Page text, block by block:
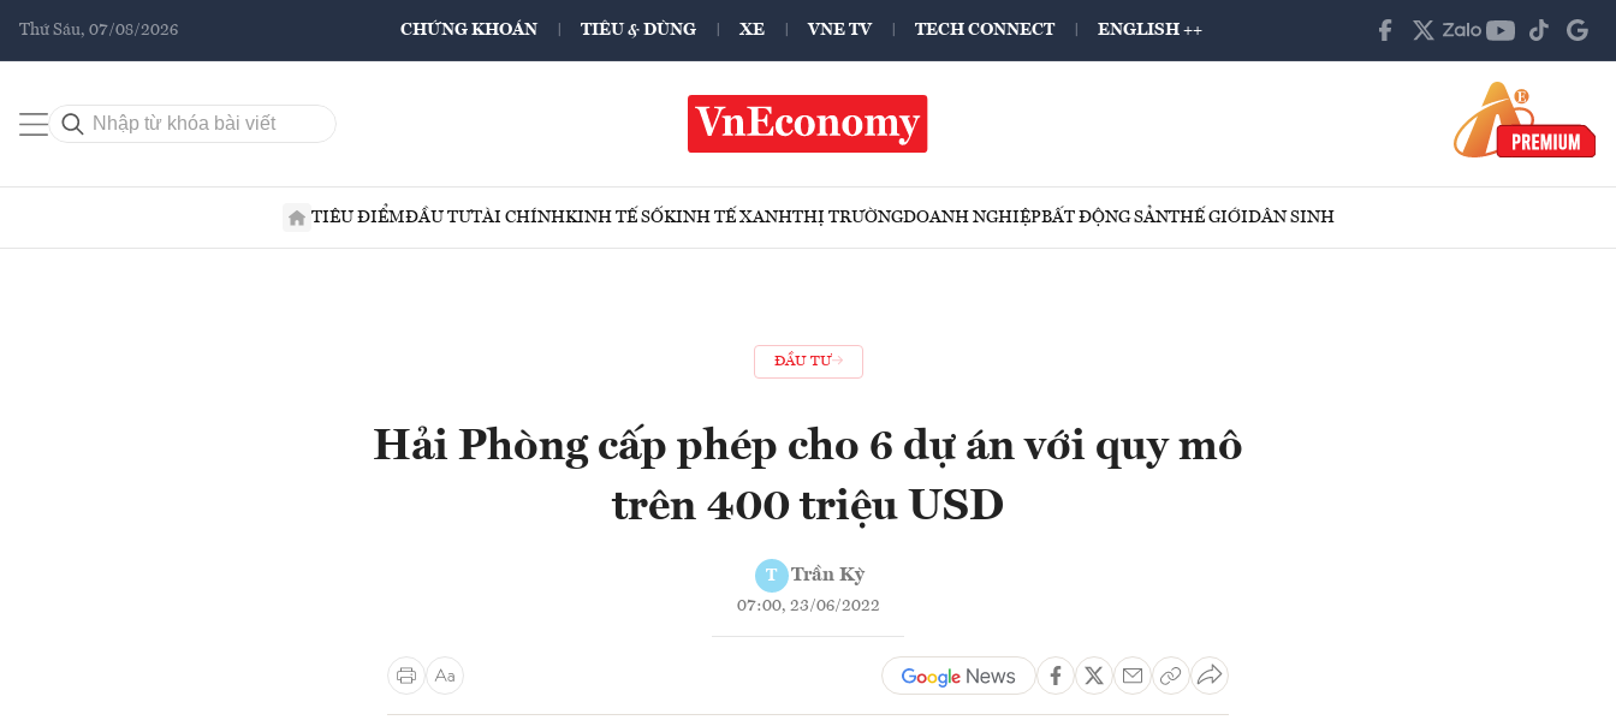
Thứ Sáu, 07/08/2026 CHỨNG KHOÁN TIÊU & DÙNG XE VNE TV TECH CONNECT ENGLISH ++
TIÊU ĐIỂMĐẦU TƯTÀI CHÍNHKINH TẾ SỐKINH TẾ XANHTHỊ TRƯỜNGDOANH NGHIỆPBẤT ĐỘNG SẢNTHẾ GIỚIDÂN SINH
ĐẦU TƯ
Hải Phòng cấp phép cho 6 dự án với quy mô
trên 400 triệu USD
T Trần Kỳ
07:00, 23/06/2022